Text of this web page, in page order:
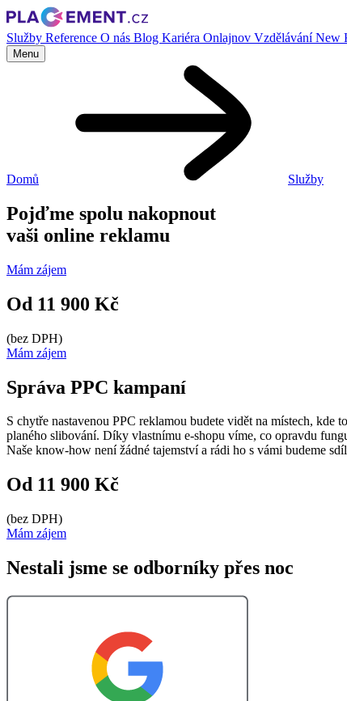
Služby Reference O nás Blog Kariéra Onlajnov VzděláváníNew
Menu
Domů Služby
Pojďme spolu nakopnout
vaši online reklamu
Mám zájem
Od 11 900 Kč
(bez DPH)
Mám zájem
Správa PPC kampaní
S chytře nastavenou PPC reklamou budete vidět na místech,
planého slibování. Díky vlastnímu e-shopu víme, co opravdu
Naše know-how není žádné tajemství a rádi ho s vámi budeme
Od 11 900 Kč
(bez DPH)
Mám zájem
Nestali jsme se odborníky přes noc